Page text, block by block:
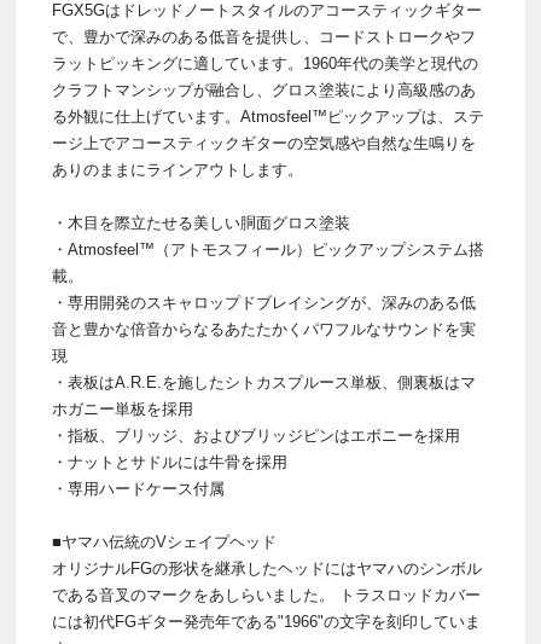
FGX5Gはドレッドノートスタイルのアコースティックギター
で、豊かで深みのある低音を提供し、コードストロークやフ
ラットピッキングに適しています。1960年代の美学と現代の
クラフトマンシップが融合し、グロス塗装により高級感のあ
る外観に仕上げています。Atmosfeel™ピックアップは、ステ
ージ上でアコースティックギターの空気感や自然な生鳴りを
ありのままにラインアウトします。
・木目を際立たせる美しい胴面グロス塗装
・Atmosfeel™（アトモスフィール）ピックアップシステム搭
載。
・専用開発のスキャロップドブレイシングが、深みのある低
音と豊かな倍音からなるあたたかくパワフルなサウンドを実
現
・表板はA.R.E.を施したシトカスプルース単板、側裏板はマ
ホガニー単板を採用
・指板、ブリッジ、およびブリッジピンはエボニーを採用
・ナットとサドルには牛骨を採用
・専用ハードケース付属
■ヤマハ伝統のVシェイプヘッド
オリジナルFGの形状を継承したヘッドにはヤマハのシンボル
である音叉のマークをあしらいました。 トラスロッドカバー
には初代FGギター発売年である"1966"の文字を刻印していま